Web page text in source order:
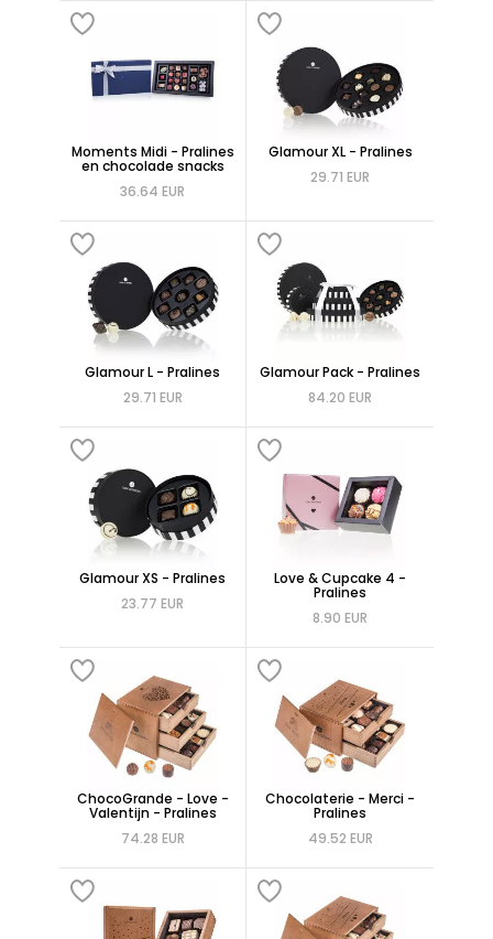
Moments Midi - Pralines
en chocolade snacks
36.64 EUR
Glamour XL - Pralines
29.71 EUR
Glamour L - Pralines
29.71 EUR
Glamour Pack - Pralines
84.20 EUR
Glamour XS - Pralines
23.77 EUR
Love & Cupcake 4 -
Pralines
8.90 EUR
ChocoGrande - Love -
Valentijn - Pralines
74.28 EUR
Chocolaterie - Merci -
Pralines
49.52 EUR